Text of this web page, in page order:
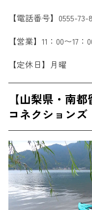
【電話番号】0555-73-
【営業】11：00〜17：
【定休日】月曜
【山梨県・南
コネクションズ